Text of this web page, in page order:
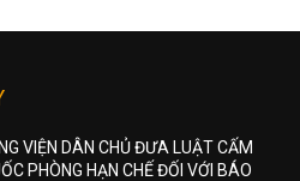
VIỆN DÂN CHỦ ĐƯA LUẬT CẤM
PHÒNG HẠN CHẾ ĐỐI VỚI BÁO